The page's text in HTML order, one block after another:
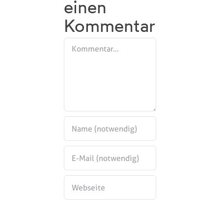
einen
Kommentar
Kommentar